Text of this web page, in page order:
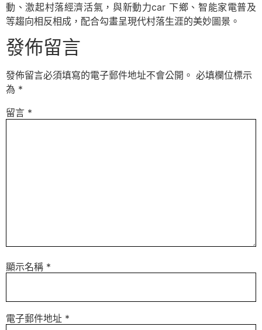
動、激起村落經濟活氣，與新動力car 下鄉、智能家電普及
等趨向相反相成，配合勾畫呈現代村落生涯的美妙圖景。
發佈留言
發佈留言必須填寫的電子郵件地址不會公開。 必填欄位標示
為 *
留言 *
顯示名稱 *
電子郵件地址 *